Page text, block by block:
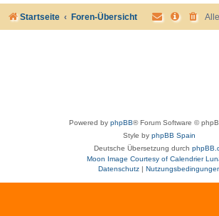
Startseite Foren-Übersicht
Powered by phpBB® Forum Software ©
Style by phpBB Spain
Deutsche Übersetzung durch
Moon Image Courtesy of Calendrier
Datenschutz|